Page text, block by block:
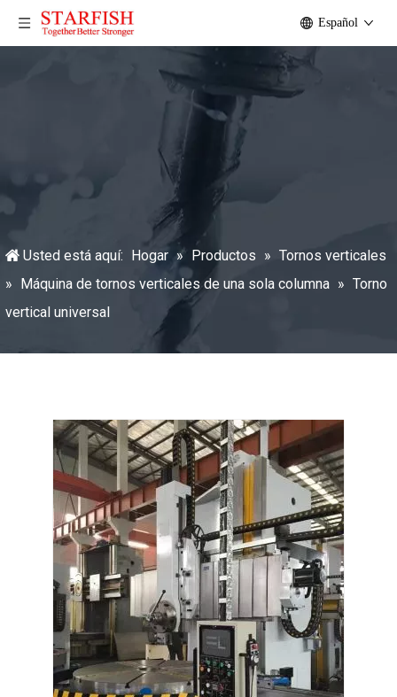
Español
Usted está aquí: Hogar » Productos » Tornos verticales
» Máquina de tornos verticales de una sola columna » Torno
vertical universal